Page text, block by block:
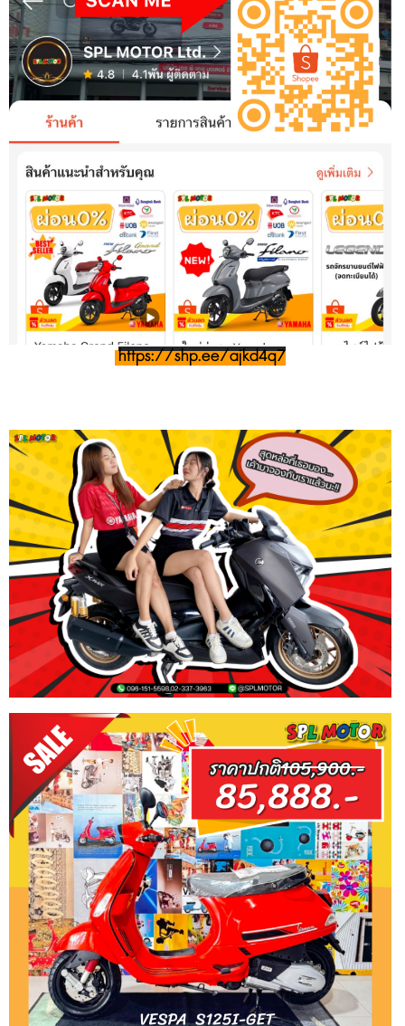
https://shp.ee/ajkd4q7